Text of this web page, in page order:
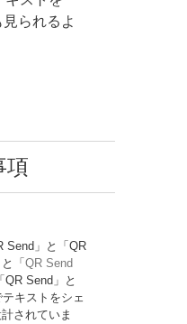
られるよ
項
Send」と「QR
「 QR Send
QR Send」と
テキストをシェ
されていま